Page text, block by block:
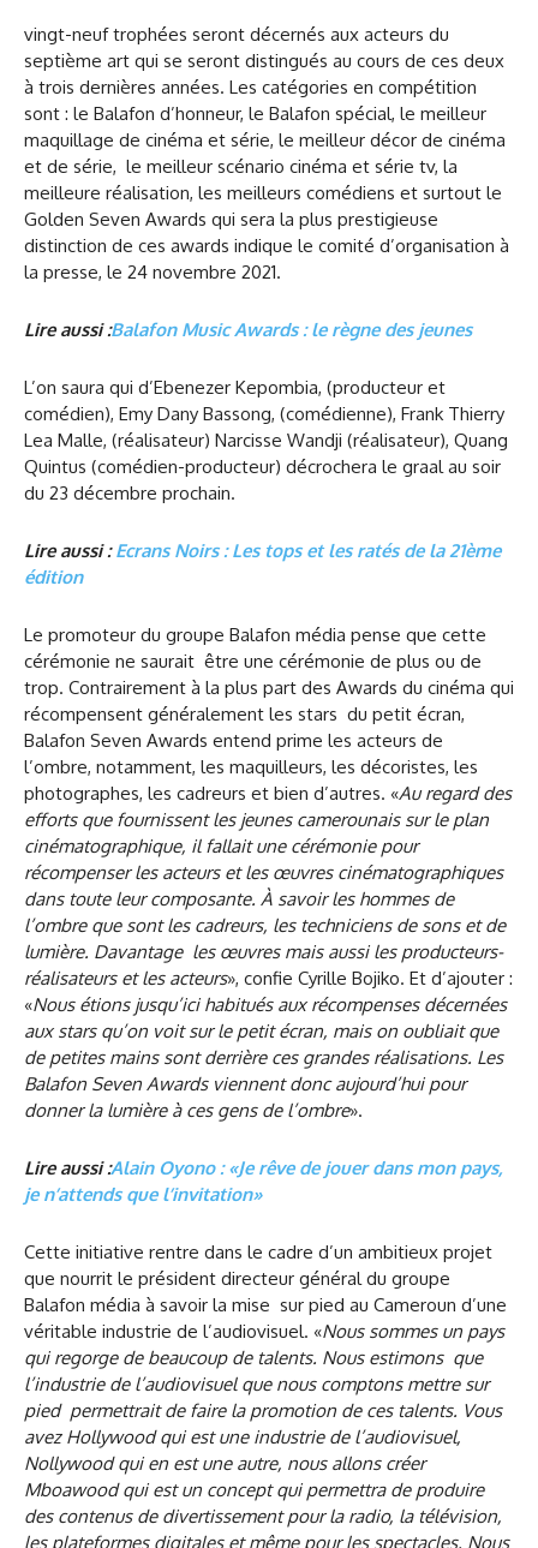
vingt-neuf trophées seront décernés aux acteurs du
septième art qui se seront distingués au cours de ces deux
à trois dernières années. Les catégories en compétition
sont : le Balafon d’honneur, le Balafon spécial, le meilleur
maquillage de cinéma et série, le meilleur décor de cinéma
et de série, le meilleur scénario cinéma et série tv, la
meilleure réalisation, les meilleurs comédiens et surtout le
Golden Seven Awards qui sera la plus prestigieuse
distinction de ces awards indique le comité d’organisation à
la presse, le 24 novembre 2021.
Lire aussi :Balafon Music Awards : le règne des jeunes
L’on saura qui d’Ebenezer Kepombia, (producteur et
comédien), Emy Dany Bassong, (comédienne), Frank Thierry
Lea Malle, (réalisateur) Narcisse Wandji (réalisateur), Quang
Quintus (comédien-producteur) décrochera le graal au soir
du 23 décembre prochain.
Lire aussi :Ecrans Noirs : Les tops et les ratés de la 21ème
édition
Le promoteur du groupe Balafon média pense que cette
cérémonie ne saurait être une cérémonie de plus ou de
trop. Contrairement à la plus part des Awards du cinéma qui
récompensent généralement les stars du petit écran,
Balafon Seven Awards entend prime les acteurs de
l’ombre, notamment, les maquilleurs, les décoristes, les
photographes, les cadreurs et bien d’autres. «Au regard des
efforts que fournissent les jeunes camerounais sur le plan
cinématographique, il fallait une cérémonie pour
récompenser les acteurs et les œuvres cinématographiques
dans toute leur composante. À savoir les hommes de
l’ombre que sont les cadreurs, les techniciens de sons et de
lumière. Davantage les œuvres mais aussi les producteurs-
réalisateurs et les acteurs», confie Cyrille Bojiko. Et d’ajouter :
«Nous étions jusqu’ici habitués aux récompenses décernées
aux stars qu’on voit sur le petit écran, mais on oubliait que
de petites mains sont derrière ces grandes réalisations. Les
Balafon Seven Awards viennent donc aujourd’hui pour
donner la lumière à ces gens de l’ombre».
Lire aussi :Alain Oyono : «Je rêve de jouer dans mon pays,
je n’attends que l’invitation»
Cette initiative rentre dans le cadre d’un ambitieux projet
que nourrit le président directeur général du groupe
Balafon média à savoir la mise sur pied au Cameroun d’une
véritable industrie de l’audiovisuel. «Nous sommes un pays
qui regorge de beaucoup de talents. Nous estimons que
l’industrie de l’audiovisuel que nous comptons mettre sur
pied permettrait de faire la promotion de ces talents. Vous
avez Hollywood qui est une industrie de l’audiovisuel,
Nollywood qui en est une autre, nous allons créer
Mboawood qui est un concept qui permettra de produire
des contenus de divertissement pour la radio, la télévision,
les plateformes digitales et même pour les spectacles. Nous